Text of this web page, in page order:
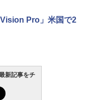
Pro」米国で2
新記事をチ